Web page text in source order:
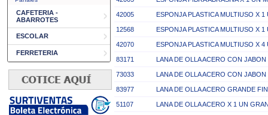
CAFETERIA -
ABARROTES
ESCOLAR
FERRETERIA
42005 ESPONJA PLASTICA MULTIUSO X 1
12568 ESPONJA PLASTICA MULTIUSO X 1
42070 ESPONJA PLASTICA MULTIUSO X 4
83171 LANA DE OLLA ACERO CON
73033 LANA DE OLLA ACERO CON
83977 LANA DE OLLA ACERO GRANDE
51107 LANA DE OLLA ACERO X 1 UN